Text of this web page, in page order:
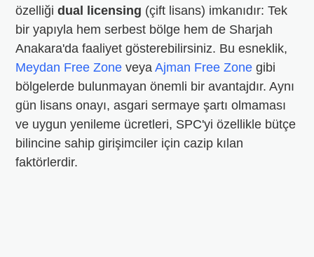
özelliğidual licensing (çift lisans) imkanıdır: Tek
bir yapıyla hem serbest bölge hem de Sharjah
Anakara'da faaliyet gösterebilirsiniz. Bu esneklik,
Meydan Free Zone veyaAjman Free Zone gibi
bölgelerde bulunmayan önemli bir avantajdır. Aynı
gün lisans onayı, asgari sermaye şartı olmaması
ve uygun yenileme ücretleri, SPC'yi özellikle bütçe
bilincine sahip girişimciler için cazip kılan
faktörlerdir.